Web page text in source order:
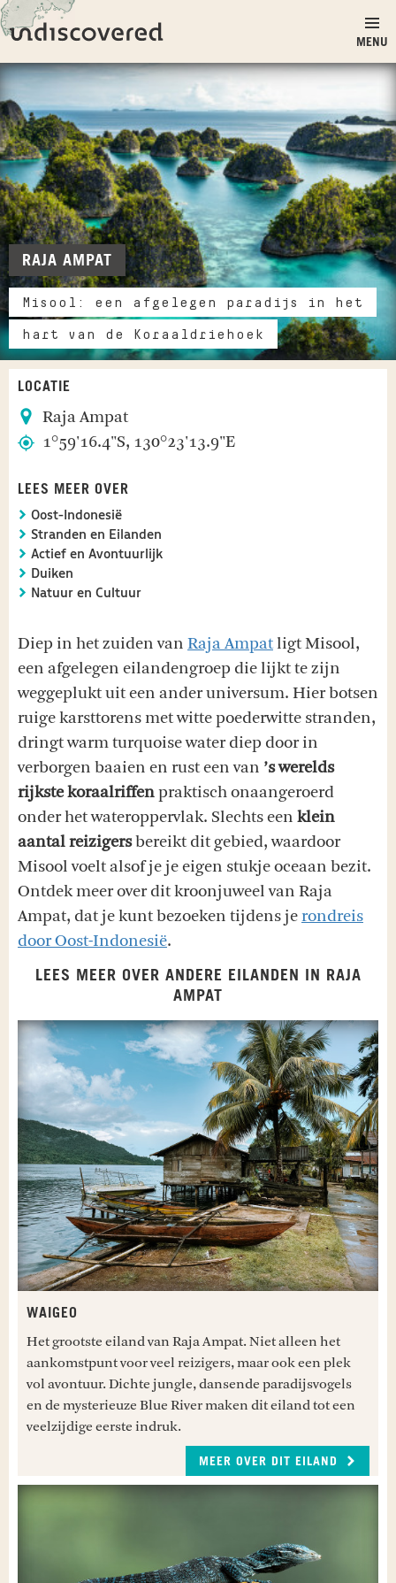
Ga naar inhoud
Undiscovered
MENU
RAJA AMPAT
Misool: een afgelegen paradijs in het
hart van de Koraaldriehoek
LOCATIE
Raja Ampat
1°59'16.4"S, 130°23'13.9"E
LEES MEER OVER
Oost-Indonesië
Stranden en Eilanden
Actief en Avontuurlijk
Duiken
Natuur en Cultuur
Diep in het zuiden van Raja Ampatligt Misool,
een afgelegen eilandengroep die lijkt te zijn
weggeplukt uit een ander universum. Hier botsen
ruige karsttorens met witte poederwitte stranden,
dringt warm turquoise water diep door in
verborgen baaien en rust een van ’s werelds
rijkste koraalriffenpraktisch onaangeroerd
onder het wateroppervlak. Slechts een klein
aantal reizigersbereikt dit gebied, waardoor
Misool voelt alsof je je eigen stukje oceaan bezit.
Ontdek meer over dit kroonjuweel van Raja
Ampat, dat je kunt bezoeken tijdens jerondreis
door Oost-Indonesië.
LEES MEER OVER ANDERE EILANDEN IN RAJA
AMPAT
WAIGEO
Het grootste eiland van Raja Ampat. Niet alleen het
aankomstpunt voor veel reizigers, maar ook een plek
vol avontuur. Dichte jungle, dansende paradijsvogels
en de mysterieuze Blue River maken dit eiland tot een
veelzijdige eerste indruk.
MEER OVER DIT EILAND